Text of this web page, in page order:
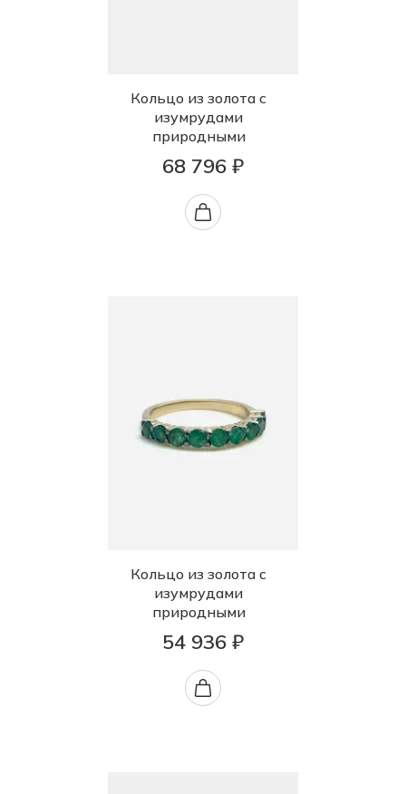
Кольцо из золота с
изумрудами
природными
68 796 ₽
Кольцо из золота с
изумрудами
природными
54 936 ₽